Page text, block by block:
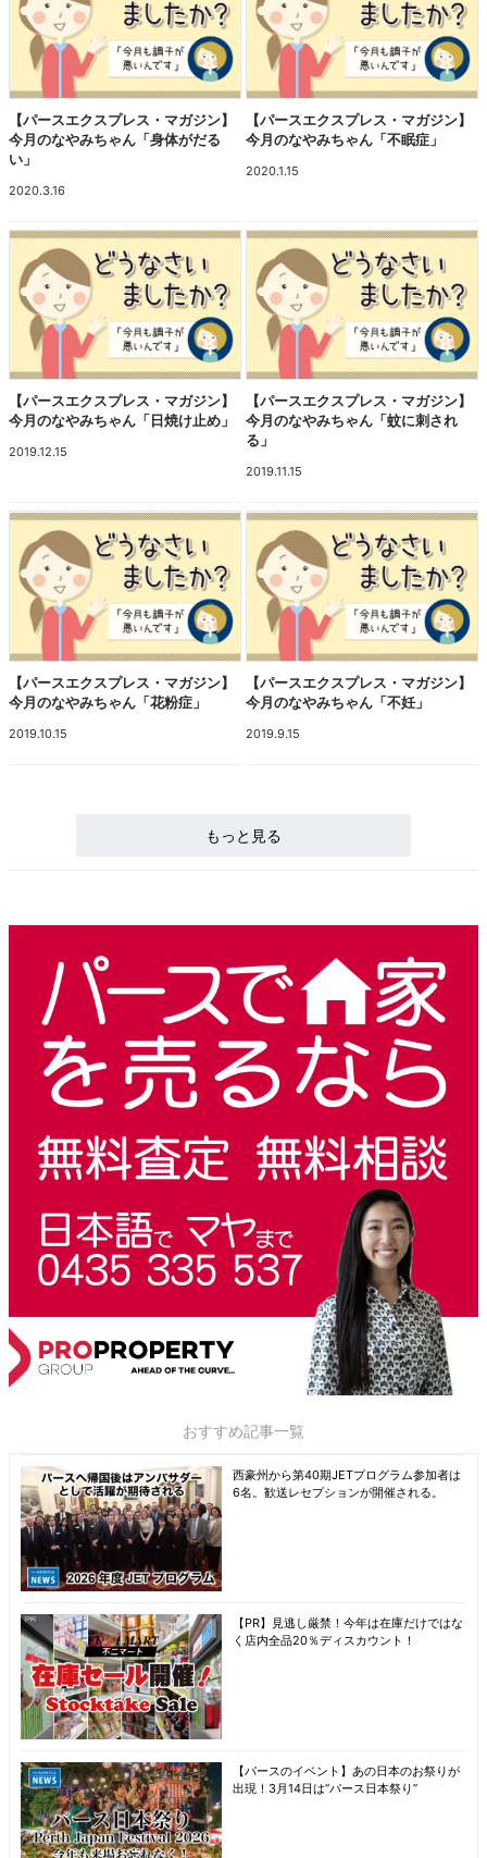
【パースエクスプレス・マガジン】
今月のなやみちゃん「身体がだる
い」
2020.3.16
【パースエクスプレス・マガジン】
今月のなやみちゃん「不眠症」
2020.1.15
【パースエクスプレス・マガジン】
今月のなやみちゃん「日焼け止め」
2019.12.15
【パースエクスプレス・マガジン】
今月のなやみちゃん「蚊に刺され
る」
2019.11.15
【パースエクスプレス・マガジン】
今月のなやみちゃん「花粉症」
2019.10.15
【パースエクスプレス・マガジン】
今月のなやみちゃん「不妊」
2019.9.15
もっと見る
おすすめ記事一覧
西豪州から第40期JETプログラム参加者は
6名。歓送レセプションが開催される。
【PR】見逃し厳禁！今年は在庫だけではな
く店内全品20％ディスカウント！
【パースのイベント】あの日本のお祭りが
出現！3月14日は“パース日本祭り”